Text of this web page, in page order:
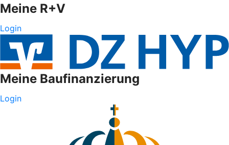
Meine R+V
Login
Meine Baufinanzierung
Login